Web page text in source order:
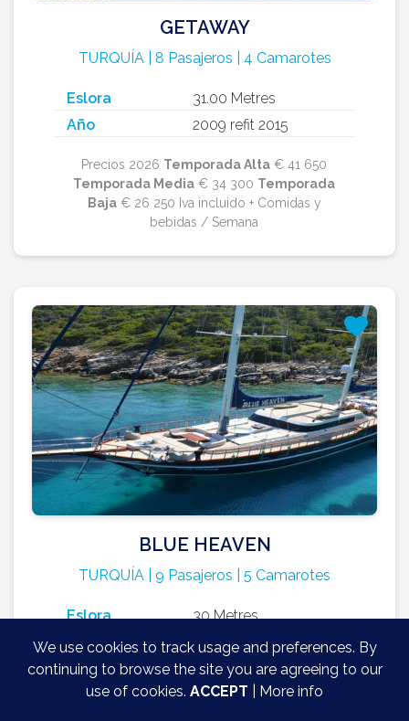
GETAWAY
TURQUÍA | 8 Pasajeros | 4 Camarotes
Eslora
31.00 Metres
Año
2009 refit 2015
Precios 2026 Temporada Alta € 41 650
Temporada Media € 34 300 Temporada
Baja€ 26 250 Iva incluido + Comidas y
bebidas / Semana
BLUE HEAVEN
TURQUÍA | 9 Pasajeros | 5 Camarotes
Eslora
30 Metres
Año
2011
Precio 2026 Temporada Alta
€ 27 415
Temprada Media€ 24 790 Temporada
We use cookies to track usage and preferences. By
continuing to browse the site you are agreeing to our
use of cookies. ACCEPT More info